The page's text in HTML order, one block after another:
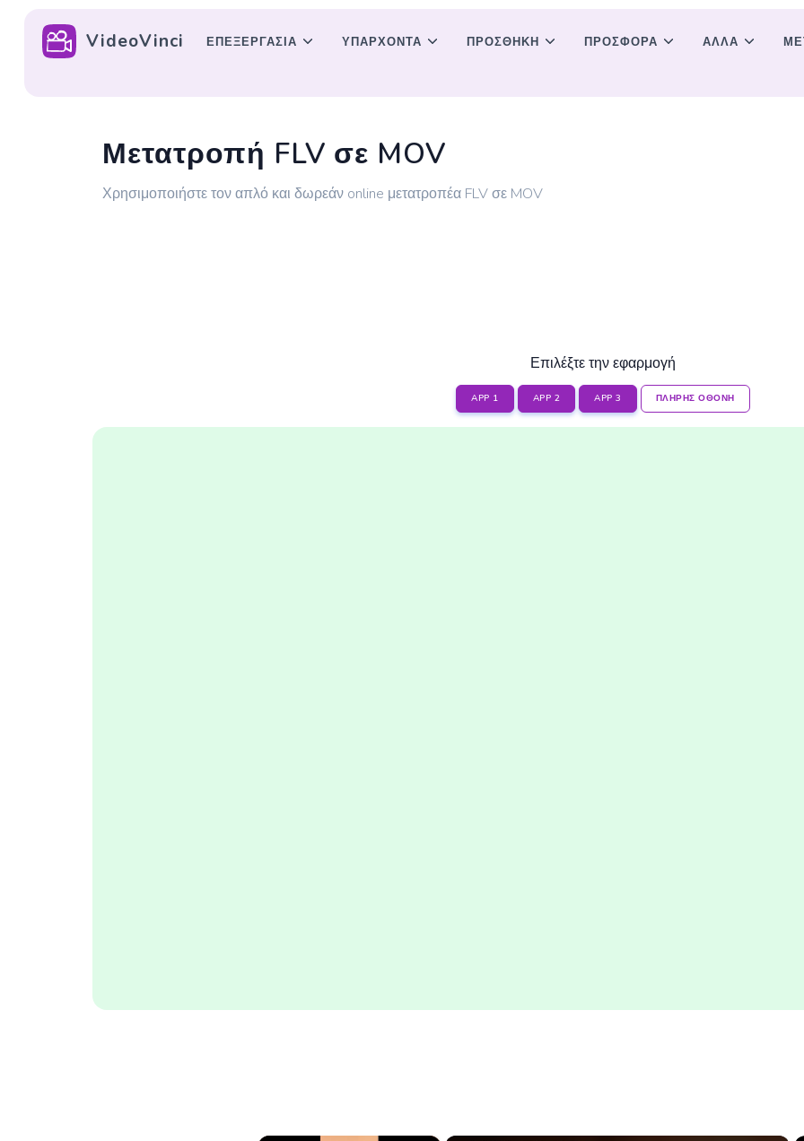
VideoVinci ΕΠΕΞΕΡΓΑΣΊΑ ΥΠΆΡΧΟΝΤΑ ΠΡΟΣΘΉΚΗ ΠΡΟΣΦΟΡΆ ΑΛΛΑ
Μετατροπή FLV σε MOV
Χρησιμοποιήστε τον απλό και δωρεάν online μετατροπέα FLV σε MOV
Επιλέξτε την εφαρμογή
APP 1 APP 2 APP 3 ΠΛΗΡΗΣ ΟΘΟΝΗ